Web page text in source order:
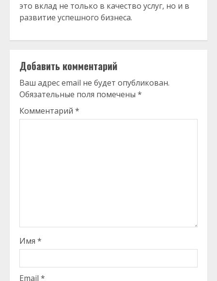
это вклад не только в качество услуг, но и в
развитие успешного бизнеса.
Добавить комментарий
Ваш адрес email не будет опубликован.
Обязательные поля помечены *
Комментарий *
Имя *
Email *